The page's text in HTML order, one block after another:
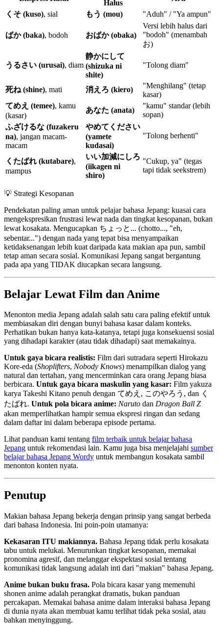
Halus
くそ (kuso), sial もう (mou) "Aduh" / "Ya ampun"
ばか (baka), bodoh おばか (obaka)
Versi lebih halus dari
"bodoh" (menambah
お)
うるさい (urusai), diam
静かにして
(shizuka ni
shite)
"Tolong diam"
死ね (shine), mati 消えろ (kiero)
"Menghilang" (tetap
kasar)
てめえ (temee), kamu
(kasar)
あなた (anata)
"kamu" standar (lebih
sopan)
ふざけるな (fuzakeru
na), jangan macam-
macam
やめてください
(yamete
kudasai)
"Tolong berhenti"
くたばれ (kutabare),
mampus
いい加減にしろ
(iikagen ni
shiro)
"Cukup, ya" (tegas
tapi tidak seekstrem)
💡 Strategi Kesopanan
Pendekatan paling aman untuk pelajar bahasa Jepang: kuasai cara
mengekspresikan frustrasi lewat nada dan tingkat kesopanan, bukan
lewat kosakata. Mengucapkan ちょっと... (chotto..., "eh,
sebentar...") dengan nada yang tepat bisa menyampaikan
ketidaksenangan lebih kuat daripada kata makian apa pun, sambil
tetap aman secara sosial. Komunikasi Jepang sangat bergantung
pada apa yang TIDAK diucapkan secara langsung.
Belajar Lewat Film dan Anime
Menonton media Jepang adalah salah satu cara paling efektif untuk
membiasakan diri dengan bunyi bahasa kasar dalam konteks.
Perhatikan bukan hanya kata-katanya, tetapi juga konsekuensi sosial
yang dihadapi karakter (atau tidak dihadapi) saat memakainya.
Untuk gaya bicara realistis: Film dari sutradara seperti Hirokazu
Kore-eda (Shoplifters, Nobody Knows) menampilkan dialog yang
natural dan tertahan, yang mencerminkan cara orang Jepang biasa
berbicara. Untuk gaya bicara maskulin yang kasar: Film yakuza
karya Takeshi Kitano penuh dengan てめえ, このやろう, dan く
たばれ. Untuk pola bicara anime: Naruto dan Dragon Ball Z
akan memperlihatkan hampir semua ekspresi ringan dan sedang
dalam daftar ini dalam beberapa episode pertama.
Lihat panduan kami tentang film terbaik untuk belajar bahasa
Jepang untuk rekomendasi lain. Kamu juga bisa menjelajahi sumber
belajar bahasa Jepang Wordy untuk membangun kosakata sambil
menonton konten nyata.
Penutup
Makian bahasa Jepang bekerja dengan prinsip yang sangat berbeda
dari bahasa Indonesia. Ini poin-poin utamanya:
Kekasaran ITU makiannya. Bahasa Jepang tidak perlu kosakata
tabu untuk melukai. Menurunkan tingkat kesopanan, memakai
pronomina agresif, dan melanggar ekspektasi sosial tentang
komunikasi tidak langsung adalah inti dari "makian" bahasa Jepang.
Anime bukan buku frasa. Pola bicara kasar yang memenuhi
shonen anime adalah perangkat dramatis, bukan panduan
percakapan. Memakai bahasa anime dalam interaksi bahasa Jepang
di dunia nyata akan membuat kamu terlihat tidak peka sosial, atau
bahkan menyinggung.